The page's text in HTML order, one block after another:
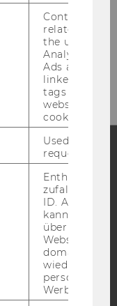
Blog
Bluesky
Contains
related
the user. If
Analytics and
Ads accounts
linked, the
tags on the
website read
cookie.
Used to
request rate.
Enthält eine
ID. Anhand
kann Google
über
Websites
Werbung